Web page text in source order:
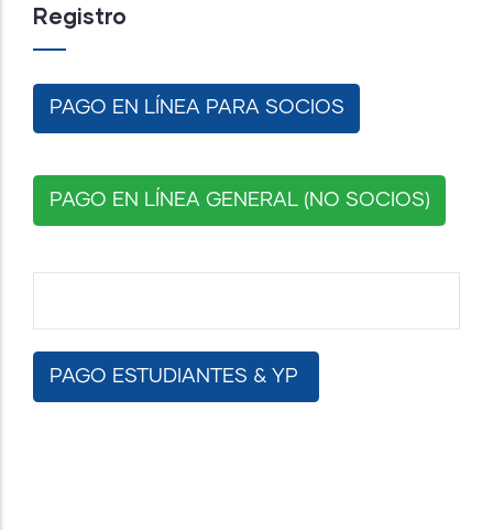
Registro
PAGO EN LÍNEA PARA SOCIOS
PAGO EN LÍNEA GENERAL (NO SOCIOS)
PAGO ESTUDIANTES & YP